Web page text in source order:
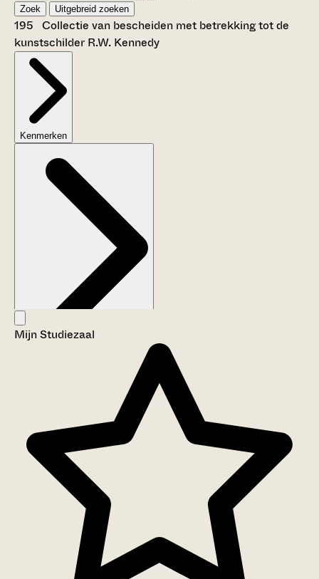
Zoek Uitgebreid zoeken
195 Collectie van bescheiden met betrekking tot de
kunstschilder R.W. Kennedy
Kenmerken
Aanwijzingen voor de gebruiker
Inleiding
Mijn Studiezaal